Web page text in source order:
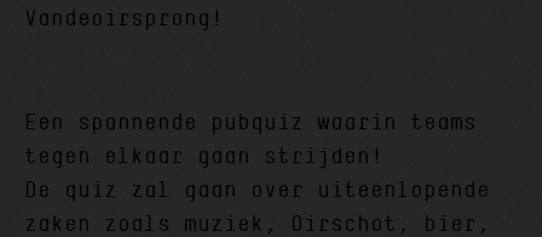
Vandeoirsprong!
Een spannende pubquiz waarin teams
tegen elkaar gaan strijden!
De quiz zal gaan over uiteenlopende
zaken zoals muziek, Oirschot, bier,